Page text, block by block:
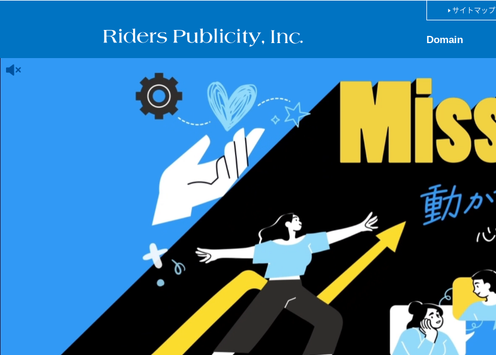
Domain
サイトマップ